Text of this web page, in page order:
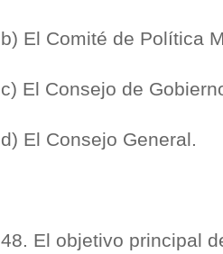
b) El Comité de Política
c) El Consejo de
d) El Consejo General.
48. El objetivo principal